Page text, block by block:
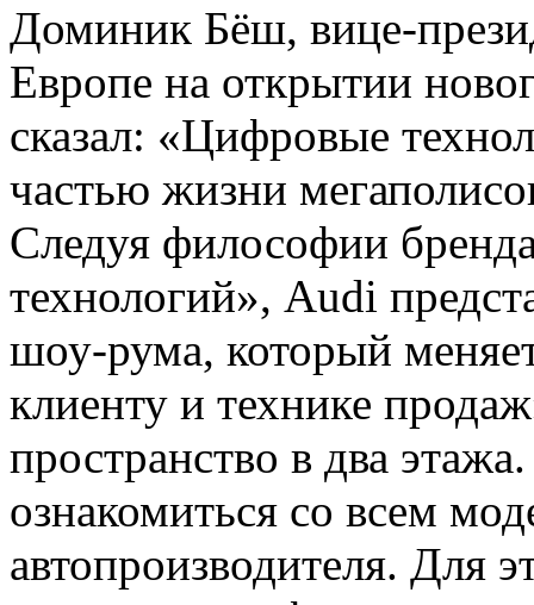
Доминик Бёш, вице-
Европе на открытии
сказал: «Цифровые
частью жизни
Следуя философии
технологий», Audi
шоу-рума, который
клиенту и технике
пространство в два
ознакомиться со всем
автопроизводителя. Для